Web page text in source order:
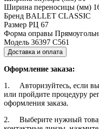
Ширина переносицы (мм)
Бренд BALLET CLASSIC
Размер РЦ 67
Форма оправы
Модель 36397 С561
Доставка и оплата
Оформление заказа:
1. Авторизуйтесь, если вы
или пройдите процедуру
оформления заказа.
2. Выберите нужный